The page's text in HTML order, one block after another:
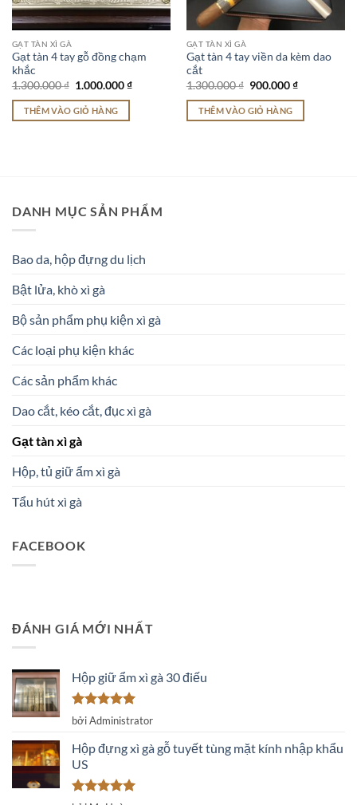
GẠT TÀN XÌ GÀ
Gạt tàn 4 tay gỗ đồng chạm
khắc
1.300.000₫ Giá
là:
1.300.000 ₫.
1.000.000₫Giá
THÊM VÀO GIỎ HÀNG
GẠT TÀN XÌ GÀ
Gạt tàn 4 tay viền da kèm dao
cắt
1.300.000₫ Giá
là:
1.300.000 ₫.
900.000₫Giá
tại
THÊM VÀO GIỎ HÀNG
DANH MỤC SẢN PHẨM
Bao da, hộp đựng du lịch
Bật lửa, khò xì gà
Bộ sản phẩm phụ kiện xì gà
Các loại phụ kiện khác
Các sản phẩm khác
Dao cắt, kéo cắt, đục xì gà
Gạt tàn xì gà
Hộp, tủ giữ ẩm xì gà
Tẩu hút xì gà
FACEBOOK
ĐÁNH GIÁ MỚI NHẤT
Hộp giữ ẩm xì gà 30 điếu
Được xếp
sao
bởi Administrator
Hộp đựng xì gà gỗ tuyết tùng mặt kính nhập khẩu
US